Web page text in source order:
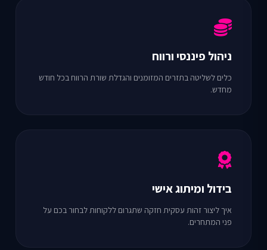
ניהול פיננסי ורווח
כלים לשליטה בתזרים המזומנים והגדלת שורת הרווח בכל חודש
מחדש.
בידול ומיתוג אישי
איך ליצור זהות עסקית חזקה שתגרום ללקוחות לבחור בכם על
פני המתחרים.